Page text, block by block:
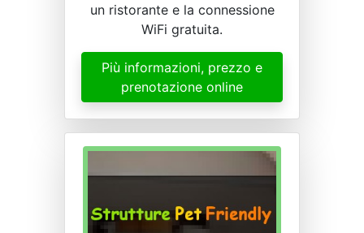
un ristorante e la connessione
WiFi gratuita.
Più informazioni, prezzo e
prenotazione online